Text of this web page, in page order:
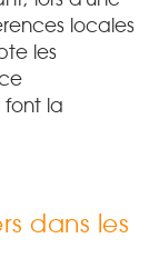
locales
les
font la
dans les